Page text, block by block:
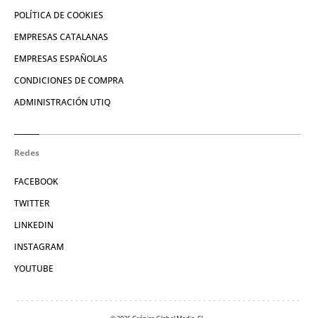
POLÍTICA DE COOKIES
EMPRESAS CATALANAS
EMPRESAS ESPAÑOLAS
CONDICIONES DE COMPRA
ADMINISTRACIÓN UTIQ
Redes
FACEBOOK
TWITTER
LINKEDIN
INSTAGRAM
YOUTUBE